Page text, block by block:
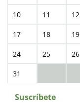
10 11 12
17 18 19
24 25 26
31
Suscríbete